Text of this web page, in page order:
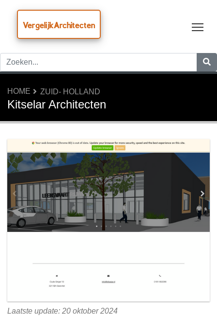
VergelijkArchitecten
HOME ZUID- HOLLAND
Kitselar Architecten
Laatste update: 20 oktober 2024